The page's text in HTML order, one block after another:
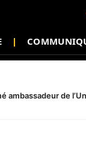
ambassadeur de